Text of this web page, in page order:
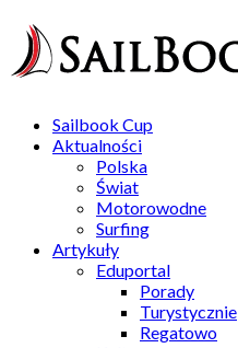
Sailbook Cup
Aktualności
Polska
Świat
Motorowodne
Surfing
Artykuły
Eduportal
Porady
Turystycznie
Regatowo